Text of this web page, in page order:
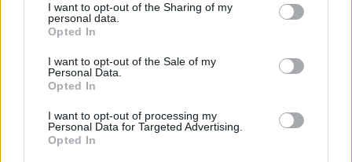
I want to opt-out of the Sharing of my
personal data.
Opted In
I want to opt-out of the Sale of my
Personal Data.
Opted In
I want to opt-out of processing my
Personal Data for Targeted Advertising.
Opted In